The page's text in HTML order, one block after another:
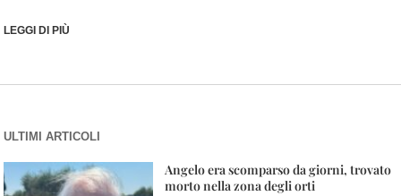
LEGGI DI PIÙ
ULTIMI ARTICOLI
Angelo era scomparso da giorni, trovato
morto nella zona degli orti